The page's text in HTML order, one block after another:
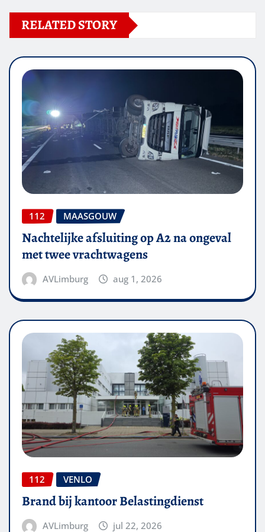
RELATED STORY
112 MAASGOUW
Nachtelijke afsluiting op A2 na ongeval
met twee vrachtwagens
AVLimburg aug 1, 2026
112 VENLO
Brand bij kantoor Belastingdienst
AVLimburg jul 22, 2026